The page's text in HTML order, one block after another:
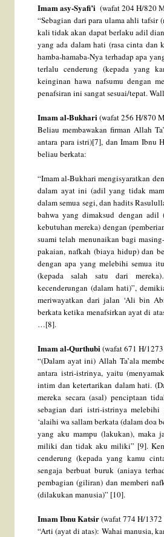
Imam asy-Syafi’i (wafat 204 H/820
“Sebagian dari para ulama ahli tafsir
kali tidak akan dapat berlaku adil
yang ada dalam hati (rasa cinta dan
hamba-hamaba-Nya terhadap apa
terlalu cenderung (kepada yang
keinginan hawa nafsumu dengan
penafsiran ini sangat sesuai/tepat.
Imam al-Bukhari(wafat 256 H/870
Beliau membawakan firman Allah
antara para istri)[7], dan Imam Ibnu
beliau berkata:
“Imam al-Bukhari mengisyaratkan
dalam ayat ini (adil yang tidak
dalam semua segi, dan hadits
bahwa yang dimaksud dengan adil
kebutuhan mereka) dengan
suami telah menunaikan bagi
pakaian, nafkah (biaya hidup) dan
dengan apa yang melebihi semua
(kepada salah satu dari
kecenderungan (dalam hati)”,
meriwayatkan dari jalan ‘Ali bin
berkata ketika menafsirkan ayat di
…[8].
Imam al-Qurthubi(wafat 671 H/
“(Dalam ayat ini) Allah Ta’ala
antara istri-istrinya, yaitu
intim dan ketertarikan dalam hati.
mereka secara (asal) penciptaan
sebagian dari istri-istrinya
‘alaihi wa sallam berkata (dalam
yang aku mampu (lakukan), maka
miliki dan tidak aku miliki” [9].
cenderung (kepada yang kamu
sengaja berbuat buruk (aniaya
pembagian (giliran) dan memberi
(dilakukan manusia)” [10].
Imam Ibnu Katsir(wafat 774 H/
“Arti (ayat di atas): Wahai manusia,